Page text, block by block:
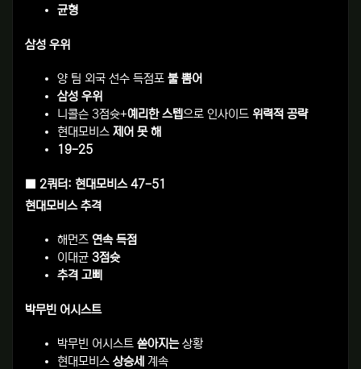
균형
삼성 우위
양 팀 외국 선수 득점포 불 뿜어
삼성 우위
니콜슨 3점슛+예리한 스텝으로 인사이드 위력적 공략
현대모비스 제어 못 해
19-25
■ 2쿼터: 현대모비스 47-51
현대모비스 추격
해먼즈 연속 득점
이대균 3점슛
추격 고삐
박무빈 어시스트
박무빈 어시스트 쏟아지는상황
현대모비스 상승세 계속